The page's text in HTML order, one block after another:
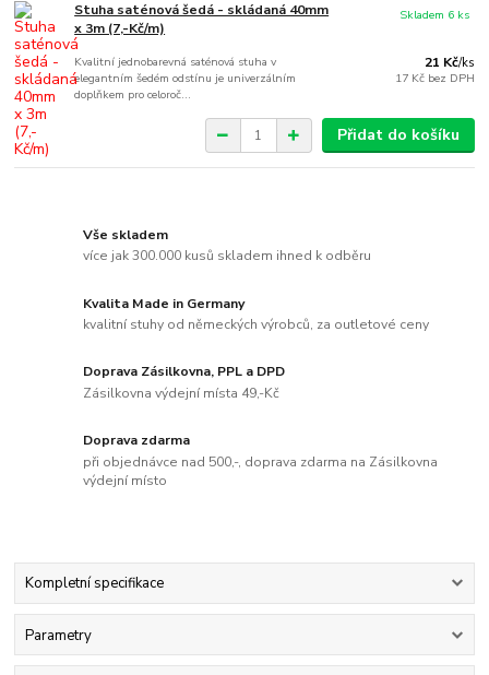
Stuha saténová šedá - skládaná 40mm
x 3m (7,-Kč/m)
Kvalitní jednobarevná saténová stuha v
elegantním šedém odstínu je univerzálním
doplňkem pro celoroč...
21 Kč/ks
17 Kč bez DPH
Skladem 6 ks
Přidat do košíku
Vše skladem
více jak 300.000 kusů skladem ihned k odběru
Kvalita Made in Germany
kvalitní stuhy od německých výrobců, za outletové ceny
Doprava Zásilkovna, PPL a DPD
Zásilkovna výdejní místa 49,-Kč
Doprava zdarma
při objednávce nad 500,-, doprava zdarma na Zásilkovna
výdejní místo
Kompletní specifikace
Parametry